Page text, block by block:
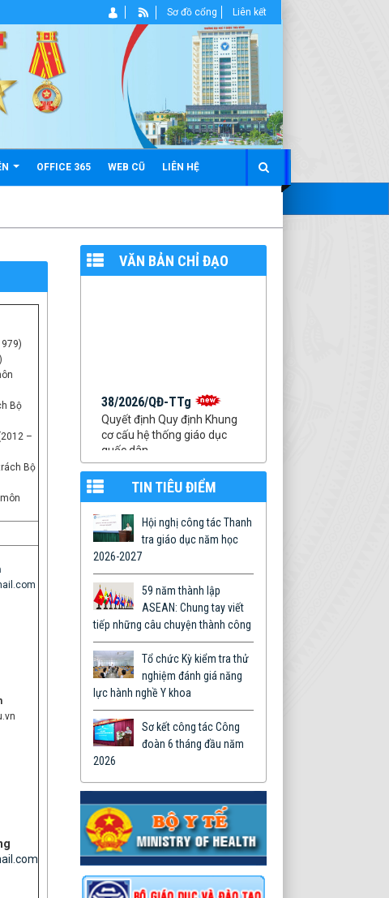
OFFICE 365 WEB CŨ LIÊN HỆ
Sơ đồ cổng Liên kết
Bộ
–
Bộ
VĂN BẢN CHỈ ĐẠO
Quyết định Quy định Khung
cơ cấu hệ thống giáo dục
quốc dân
lượt xem: 9 | lượt tải:23
788/QĐ-YDTB
Quyết định về việc ban hành
Quy chế tuyển sinh trình độ
đại học năm 2026
Thời gian đăng: 04/05/2026
lượt xem: 1423 | lượt tải:998
99/TB-YDTB
Lịch tiếp công dân định kỳ
của Lãnh đạo Trường năm
2026
Thời gian đăng: 28/01/2026
lượt xem: 1120 | lượt tải:290
Văn kiện
Văn kiện Đại hội đại biểu
toàn quốc lần thứ XIV
Thời gian đăng: 11/03/2026
tải:1233
01-CT/TW
Chỉ thị của Bộ chính trị về
nghiên cứu, học tập, quán
triệt, tuyên truyền và triển
khai thực hiện Nghị quyết
Đại hội đại biểu toàn quốc
TIN TIÊU ĐIỂM
Hội nghị công tác Thanh
tra giáo dục năm học
2026-2027
59 năm thành lập
ASEAN: Chung tay viết
tiếp những câu chuyện thành công
Tổ chức Kỳ kiểm tra thử
nghiệm đánh giá năng
lực hành nghề Y khoa
Sơ kết công tác Công
đoàn 6 tháng đầu năm
2026